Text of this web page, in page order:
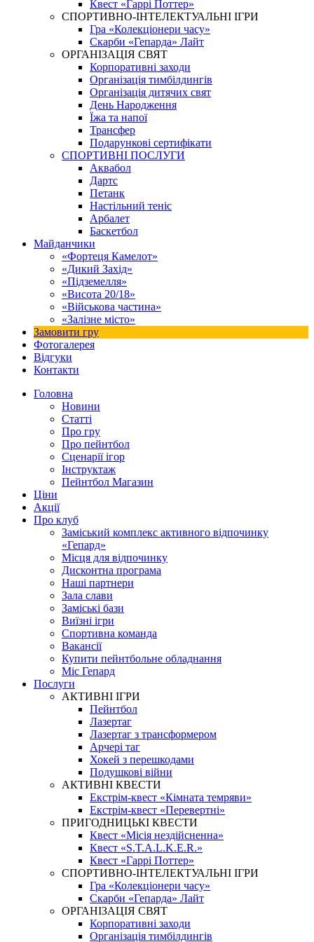
Квест «Гаррі Поттер»
СПОРТИВНО-ІНТЕЛЕКТУАЛЬНІ ІГРИ
Гра «Колекціонери часу»
Скарби «Гепарда» Лайт
ОРГАНІЗАЦІЯ СВЯТ
Корпоративні заходи
Організація тимбілдингів
Організація дитячих свят
День Народження
Їжа та напої
Трансфер
Подарункові сертифікати
СПОРТИВНІ ПОСЛУГИ
Аквабол
Дартс
Петанк
Настільний теніс
Арбалет
Баскетбол
Майданчики
«Фортеця Камелот»
«Дикий Захід»
«Підземелля»
«Висота 20/18»
«Військова частина»
«Залізне місто»
Замовити гру
Фотогалерея
Відгуки
Контакти
Головна
Новини
Статті
Про гру
Про пейнтбол
Сценарії ігор
Інструктаж
Пейнтбол Магазин
Ціни
Акції
Про клуб
Заміський комплекс активного відпочинку
«Гепард»
Місця для відпочинку
Дисконтна програма
Наші партнери
Зала слави
Заміські бази
Виїзні ігри
Спортивна команда
Вакансії
Купити пейнтбольне обладнання
Міс Гепард
Послуги
АКТИВНІ ІГРИ
Пейнтбол
Лазертаг
Лазертаг з трансформером
Арчері таг
Хокей з перешкодами
Подушкові війни
АКТИВНІ КВЕСТИ
Екстрім-квест «Кімната темряви»
Екстрім-квест «Перевертні»
ПРИГОДНИЦЬКІ КВЕСТИ
Квест «Місія нездійсненна»
Квест «S.T.A.L.K.E.R.»
Квест «Гаррі Поттер»
СПОРТИВНО-ІНТЕЛЕКТУАЛЬНІ ІГРИ
Гра «Колекціонери часу»
Скарби «Гепарда» Лайт
ОРГАНІЗАЦІЯ СВЯТ
Корпоративні заходи
Організація тимбілдингів